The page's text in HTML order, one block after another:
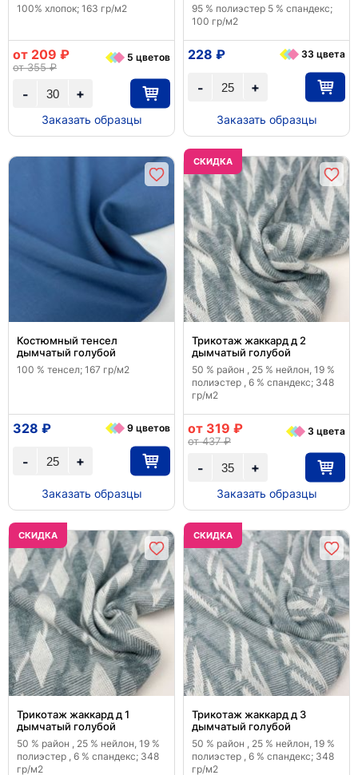
100% хлопок; 163 гр/м2
+
-
от 209 ₽
от 355 ₽
5 цветов
Заказать образцы
95 % полиэстер 5 % спандекс;
100 гр/м2
+
-
228 ₽ 33 цвета
Заказать образцы
Костюмный тенсел
дымчатый голубой
100 % тенсел; 167 гр/м2
+
-
328 ₽ 9 цветов
Заказать образцы
CКИДКА
Трикотаж жаккард д 2
дымчатый голубой
50 % район , 25 % нейлон, 19 %
полиэстер , 6 % спандекс; 348
гр/м2
+
-
от 319 ₽
от 437 ₽
3 цвета
Заказать образцы
CКИДКА
Трикотаж жаккард д 1
дымчатый голубой
50 % район , 25 % нейлон, 19 %
полиэстер , 6 % спандекс; 348
гр/м2
CКИДКА
Трикотаж жаккард д 3
дымчатый голубой
50 % район , 25 % нейлон, 19 %
полиэстер , 6 % спандекс; 348
гр/м2